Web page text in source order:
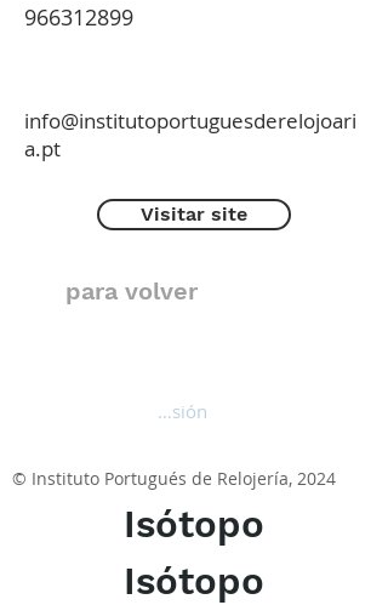
966312899
info@institutoportuguesderelojoari
a.pt
Visitar site
para volver
Iniciar sesión
© Instituto Portugués de Relojería, 2024
Isótopo
Isótopo